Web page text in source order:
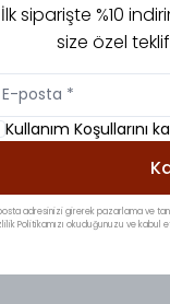
İlk siparişte %10
size özel
Kullanım Koşullarını
adresinizi girerek pazarlama ve
Politikamızı okuduğunuzu ve kabul